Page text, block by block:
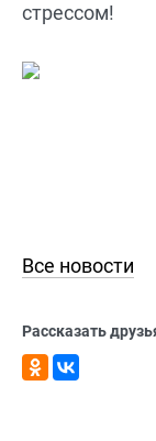
стрессом!
Все новости
Рассказать